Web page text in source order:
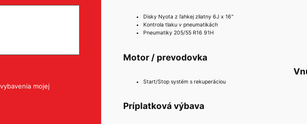
mojej
Disky Nyota z ľahkej zliatny 6J x 16"
Kontrola tlaku v pneumatikách
Pneumatiky 205/55 R16 91H
Motor / prevodovka
Start/Stop systém s rekuperáciou
Príplatková výbava